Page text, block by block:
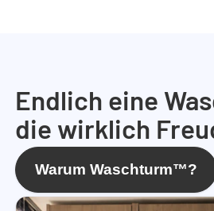
Endlich eine
die wirklich
Warum Waschturm™?